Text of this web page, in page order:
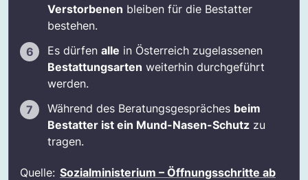
Verstorbenen bleiben für die Bestatter
bestehen.
Es dürfen alle in Österreich zugelassenen
Bestattungsarten weiterhin durchgeführt
werden.
Während des Beratungsgespräches beim
Bestatter ist ein Mund-Nasen-Schutz zu
tragen.
Quelle: Sozialministerium – Öffnungsschritte ab